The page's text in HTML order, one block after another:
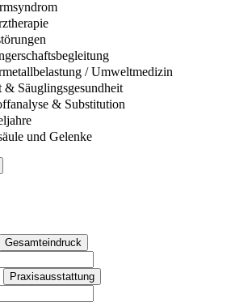
/ Umweltmedizin
& Säuglingsgesundheit
& Substitution
und Gelenke
Gesamteindruck
Praxisausstattung